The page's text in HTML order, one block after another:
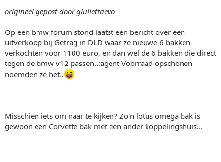
origineel gepost door giuliettaevo
Op een bmw forum stond laatst een bericht over een
uitverkoop bij Getrag in DLD waar ze nieuwe 6 bakken
verkochten voor 1100 euro, en dan wel de 6 bakken die direct
tegen de bmw v12 passen..:agent Voorraad opschonen
noemden ze het..
Misschien iets om naar te kijken? Zo'n lotus omega bak is
gewoon een Corvette bak met een ander koppelingshuis...